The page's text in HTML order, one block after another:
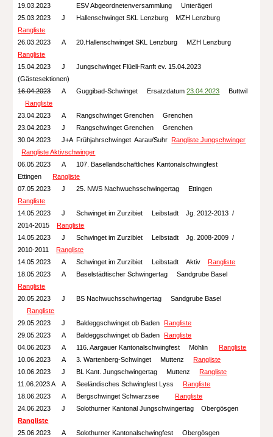
19.03.2023
ESV Abgeordnetenversammlung Unterägeri
25.03.2023
J
Hallenschwinget SKL Lenzburg MZH Lenzburg
Rangliste
26.03.2023
A
20.Hallenschwinget SKL Lenzburg MZH Lenzburg
Rangliste
15.04.2023
J
Jungschwinget Flüeli-Ranft ev. 15.04.2023
(Gästesektionen)
16.04.2023
A Guggibad-Schwinget Ersatzdatum23.04.2023 Buttwil
Rangliste
23.04.2023
A
Rangschwinget Grenchen Grenchen
23.04.2023
J
Rangschwinget Grenchen Grenchen
30.04.2023
J+A Frühjahrschwinget Aarau/SuhrRangliste Jungschwinger
Rangliste Aktivschwinger
06.05.2023
A
107. Basellandschaftliches Kantonalschwingfest
EttingenRangliste
07.05.2023
J
25. NWS Nachwuchsschwingertag Ettingen
Rangliste
14.05.2023
J
Schwinget im Zurzibiet Leibstadt Jg. 2012-2013 /
2014-2015
Rangliste
14.05.2023
J Schwinget im Zurzibiet Leibstadt Jg. 2008-2009 /
2010-2011
Rangliste
14.05.2023
A Schwinget im Zurzibiet LeibstadtAktiv
Rangliste
18.05.2023 A
Baselstädtischer Schwingertag Sandgrube Basel
Rangliste
20.05.2023
J
BS Nachwuchsschwingertag Sandgrube Basel
Rangliste
29.05.2023
J Baldeggschwinget ob Baden
Rangliste
29.05.2023
A Baldeggschwinget ob Baden
Rangliste
04.06.2023
A 116. Aargauer Kantonalschwingfest Möhlin
Rangliste
10.06.2023
A 3. Wartenberg-Schwinget MuttenzRangliste
10.06.2023
J BL Kant. Jungschwingertag MuttenzRangliste
11.06.2023 A
A Seeländisches Schwingfest LyssRangliste
18.06.2023
A Bergschwinget Schwarzsee
Rangliste
24.06.2023
J
Solothurner Kantonal Jungschwingertag Obergösgen
Rangliste
25.06.2023
A
Solothurner Kantonalschwingfest Obergösgen